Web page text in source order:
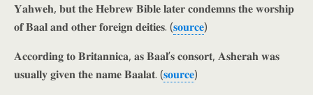
𝐘𝐚𝐡𝐰𝐞𝐡, 𝐛𝐮𝐭 𝐭𝐡𝐞 𝐇𝐞𝐛𝐫𝐞𝐰 𝐁𝐢𝐛𝐥𝐞 𝐥𝐚𝐭𝐞𝐫 𝐜𝐨𝐧𝐝𝐞𝐦𝐧𝐬 𝐭𝐡𝐞 𝐰𝐨𝐫𝐬𝐡𝐢𝐩
𝐨𝐟 𝐁𝐚𝐚𝐥 𝐚𝐧𝐝 𝐨𝐭𝐡𝐞𝐫 𝐟𝐨𝐫𝐞𝐢𝐠𝐧 𝐝𝐞𝐢𝐭𝐢𝐞𝐬. (𝐬𝐨𝐮𝐫𝐜𝐞)
𝐀𝐜𝐜𝐨𝐫𝐝𝐢𝐧𝐠 𝐭𝐨 𝐁𝐫𝐢𝐭𝐚𝐧𝐧𝐢𝐜𝐚, 𝐚𝐬 𝐁𝐚𝐚𝐥’𝐬 𝐜𝐨𝐧𝐬𝐨𝐫𝐭, 𝐀𝐬𝐡𝐞𝐫𝐚𝐡 𝐰𝐚𝐬
𝐮𝐬𝐮𝐚𝐥𝐥𝐲 𝐠𝐢𝐯𝐞𝐧 𝐭𝐡𝐞 𝐧𝐚𝐦𝐞 𝐁𝐚𝐚𝐥𝐚𝐭. (𝐬𝐨𝐮𝐫𝐜𝐞)